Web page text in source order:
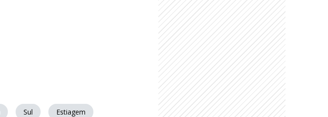
Sul Estiagem